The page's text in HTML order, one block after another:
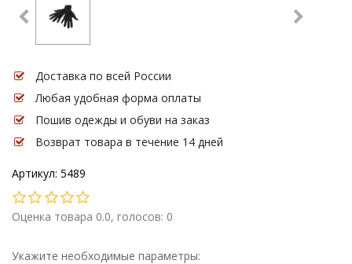
Доставка по всей России
Любая удобная форма оплаты
Пошив одежды и обуви на заказ
Возврат товара в течение 14 дней
Артикул: 5489
Оценка товара 0.0, голосов: 0
Укажите необходимые параметры: